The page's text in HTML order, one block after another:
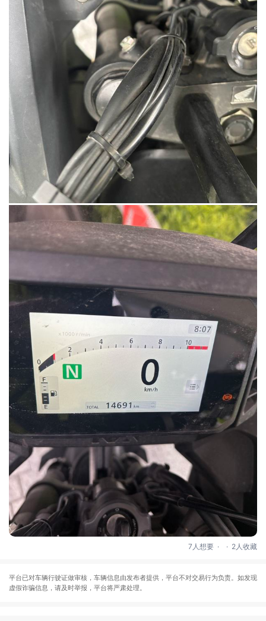
7人想要 . . 2人收藏
平台已对车辆行驶证做审核，车辆信息由发布者提供，平台不对交易行为负责。如发现
虚假诈骗信息，请及时举报，平台将严肃处理。